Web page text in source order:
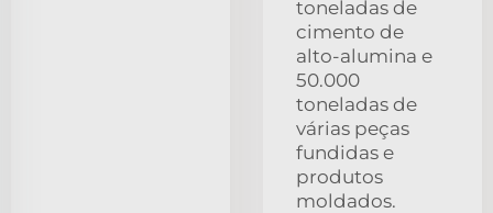
toneladas de
cimento de
alto-alumina e
50.000
toneladas de
várias peças
fundidas e
produtos
moldados.